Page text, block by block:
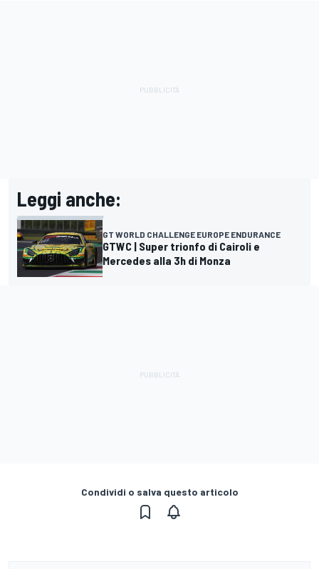
Leggi anche:
GT WORLD CHALLENGE EUROPE ENDURANCE
GTWC | Super trionfo di Cairoli e
Mercedes alla 3h di Monza
Condividi o salva questo articolo